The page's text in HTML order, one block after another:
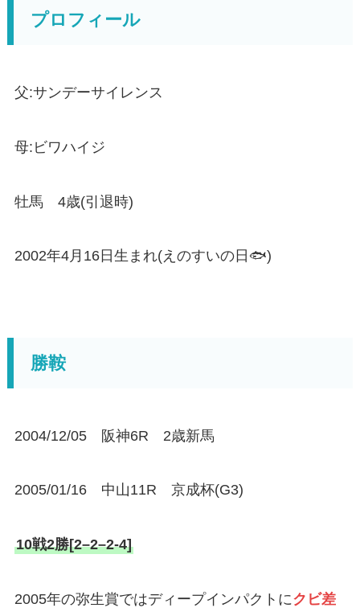
プロフィール
父:サンデーサイレンス
母:ビワハイジ
牡馬 4歳(引退時)
2002年4月16日生まれ(えのすいの日🐟)
勝鞍
2004/12/05 阪神6R 2歳新馬
2005/01/16 中山11R 京成杯(G3)
10戦2勝[2–2–2-4]
2005年の弥生賞ではディープインパクトにクビ差